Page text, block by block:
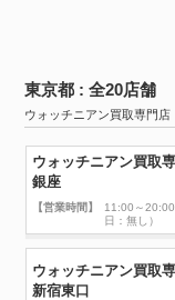
東京都 : 全20店舗
ウォッチニアン買取専
ウォッチニアン買取
銀座
【営業時間】
11:00～
日：無し）
ウォッチニアン買取
新宿東口